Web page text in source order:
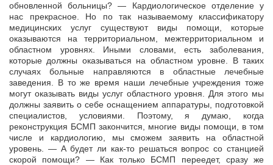
обновленной больницы? — Кардиологическое отделение у
нас прекрасное. Но по так называемому классификатору
медицинских услуг существуют виды помощи, которые
оказываются на территориальном, межтерриториальном и
областном уровнях. Иными словами, есть заболевания,
которые должны оказываться на областном уровне. В таких
случаях больные направляются в областные лечебные
заведения. В то же время наши лечебные учреждения тоже
могут оказывать виды услуг областного уровня. Для этого мы
должны заявить о себе оснащением аппаратуры, подготовкой
специалистов, условиями. Поэтому, я думаю, когда
реконструкция БСМП закончится, многие виды помощи, в том
числе и кардиологию, мы сможем заявить на областной
уровень. — А будет ли как-то решаться вопрос со станцией
скорой помощи? — Как только БСМП переедет, сразу же